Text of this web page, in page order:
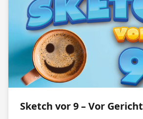
Sketch vor 9 – Vor Gericht